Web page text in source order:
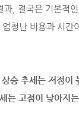
과, 결국은 기본적
청난 비용과 시
상승 추세는 저점이
는 고점이 낮아지